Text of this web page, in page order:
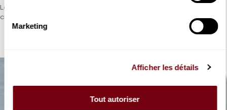
Marketing
Afficher les détails
Tout autoriser
Le souvenir du séjour italien de Haendel dans l’exercice de la
cantate.